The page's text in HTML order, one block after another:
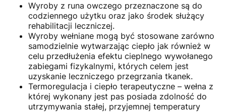
Wyroby z runa owczego przeznaczone są do
codziennego użytku oraz jako środek służący
rehabilitacji leczniczej.
Wyroby wełniane mogą być stosowane zarówno
samodzielnie wytwarzając ciepło jak również w
celu przedłużenia efektu cieplnego wywołanego
zabiegami fizykalnymi, których celem jest
uzyskanie leczniczego przegrzania tkanek.
Termoregulacja i ciepło terapeutyczne – wełna z
której wykonany jest pas posiada zdolność do
utrzymywania stałej, przyjemnej temperatury